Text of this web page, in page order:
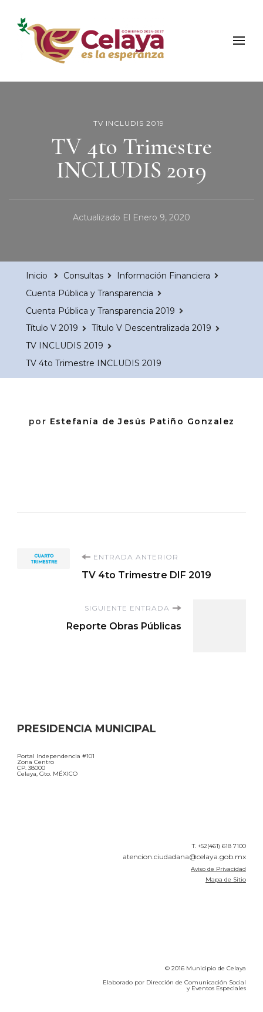
Municipio de Celaya
Portal Oficial del Municipio de Celaya
TV INCLUDIS 2019
TV 4to Trimestre
INCLUDIS 2019
Actualizado El Enero 9, 2020
Inicio Consultas
Información Financiera
Cuenta Pública y Transparencia
Cuenta Pública y Transparencia 2019
Título V 2019
Título V Descentralizada 2019
TV INCLUDIS 2019
TV 4to Trimestre INCLUDIS 2019
por Estefanía de Jesús Patiño Gonzalez
Navegación
entradas
ENTRADA ANTERIOR
TV 4to Trimestre DIF 2019
SIGUIENTE ENTRADA
Reporte Obras Públicas
PRESIDENCIA MUNICIPAL
Portal Independencia #101
Zona Centro
CP. 38000
Celaya, Gto. MÉXICO
T. +52(461) 618 7100
atencion.ciudadana@celaya.gob.mx
Aviso de Privacidad
Mapa de Sitio
© 2016 Municipio de Celaya
Elaborado por Dirección de Comunicación Social
y Eventos Especiales